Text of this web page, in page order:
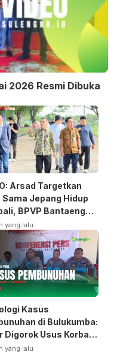
2026 Resmi Dibuka
Arsad Targetkan
Sama Jepang Hidup
BPVP Bantaeng
Jurusan
yang lalu
Kasus
di Bulukumba:
Digorok Usus Korban
yang lalu